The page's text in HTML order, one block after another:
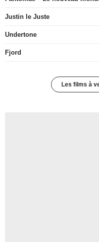
Justin le Juste
Undertone
Fjord
Les films à